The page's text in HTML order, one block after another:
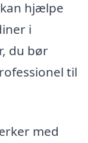
hjælpe
i
du bør
til
med